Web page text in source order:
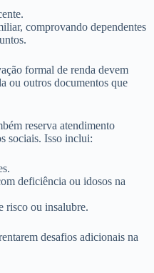
comprovando dependentes
formal de renda devem
ou outros documentos que
reserva atendimento
sociais. Isso inclui:
deficiência ou idosos na
risco ou insalubre.
desafios adicionais na